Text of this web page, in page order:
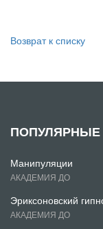
Возврат к списку
Манипуляции
АКАДЕМИЯ ДО
Эриксоновский
АКАДЕМИЯ ДО